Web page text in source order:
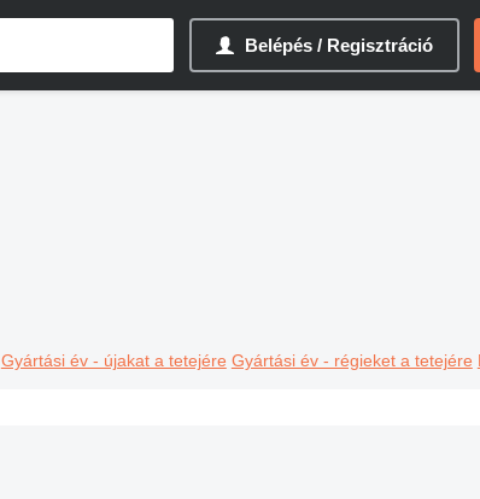
Belépés / Regisztráció
Gyártási év - újakat a tetejére Gyártási év - régieket a tetejére